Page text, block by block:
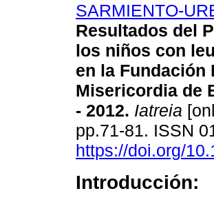
SARMIENTO-
Resultados del
los niños con
en la Fundación
Misericordia de
- 2012. Iatreia
pp.71-81. ISSN
https://doi.org/
Introducción: